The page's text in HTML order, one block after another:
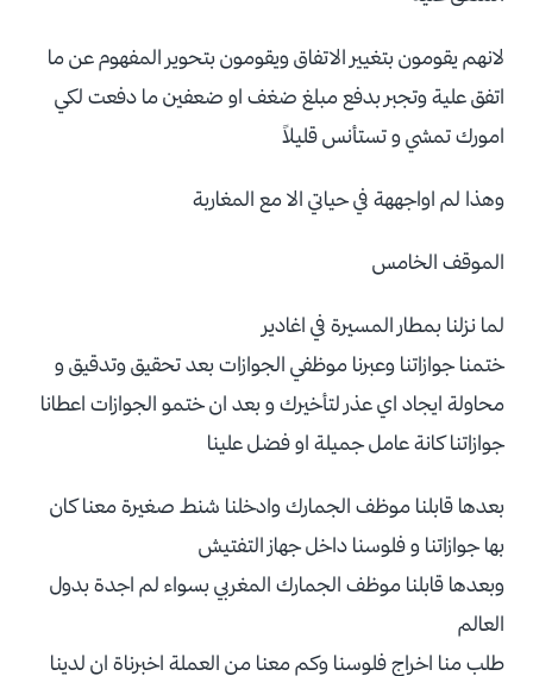
لانهم يقومون بتغيير الاتفاق ويقومون بتحوير المفهوم عن ما
اتفق علية وتجبر بدفع مبلغ ضغف او ضعفين ما دفعت لكي
امورك تمشي و تستأنس قليلاً
وهذا لم اواجههة في حياتي الا مع المغاربة
الموقف الخامس
لما نزلنا بمطار المسيرة في اغادير
ختمنا جوازاتنا وعبرنا موظفي الجوازات بعد تحقيق وتدقيق و
محاولة ايجاد اي عذر لتأخيرك و بعد ان ختمو الجوازات اعطانا
جوازاتنا كانة عامل جميلة او فضل علينا
بعدها قابلنا موظف الجمارك وادخلنا شنط صغيرة معنا كان
بها جوازاتنا و فلوسنا داخل جهاز التفتيش
وبعدها قابلنا موظف الجمارك المغربي بسواء لم اجدة بدول
العالم
طلب منا اخراج فلوسنا وكم معنا من العملة اخبرناة ان لدينا